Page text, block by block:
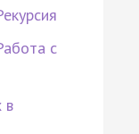
с
в